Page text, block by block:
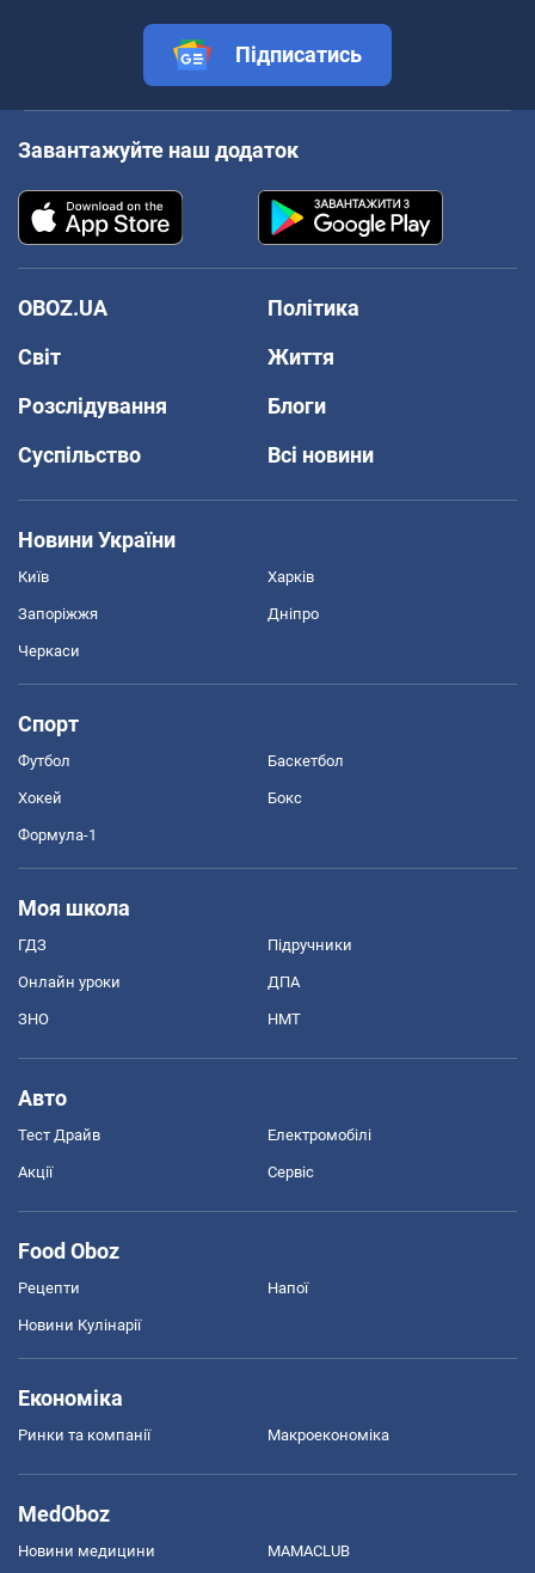
Підписатись
Завантажуйте наш додаток
OBOZ.UA
Політика
Світ
Життя
Розслідування
Блоги
Суспільство
Всі новини
Новини України
Київ Харків
Запоріжжя Дніпро
Черкаси
Спорт
Футбол Баскетбол
Хокей Бокс
Формула-1
Моя школа
ГДЗ Підручники
Онлайн уроки ДПА
ЗНО НМТ
Авто
Тест Драйв Електромобілі
Акції Сервіс
Food Oboz
Рецепти Напої
Новини Кулінарії
Економіка
Ринки та компанії Макроекономіка
MedOboz
Новини медицини MAMACLUB